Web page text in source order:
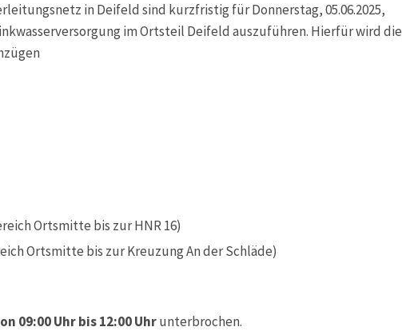
in Deifeld sind kurzfristig für Donnerstag, 05.06.2025,
im Ortsteil Deifeld auszuführen. Hierfür wird die
Ortsmitte bis zur HNR 16)
Ortsmitte bis zur Kreuzung An der Schläde)
09:00 Uhr bis 12:00 Uhrunterbrochen.